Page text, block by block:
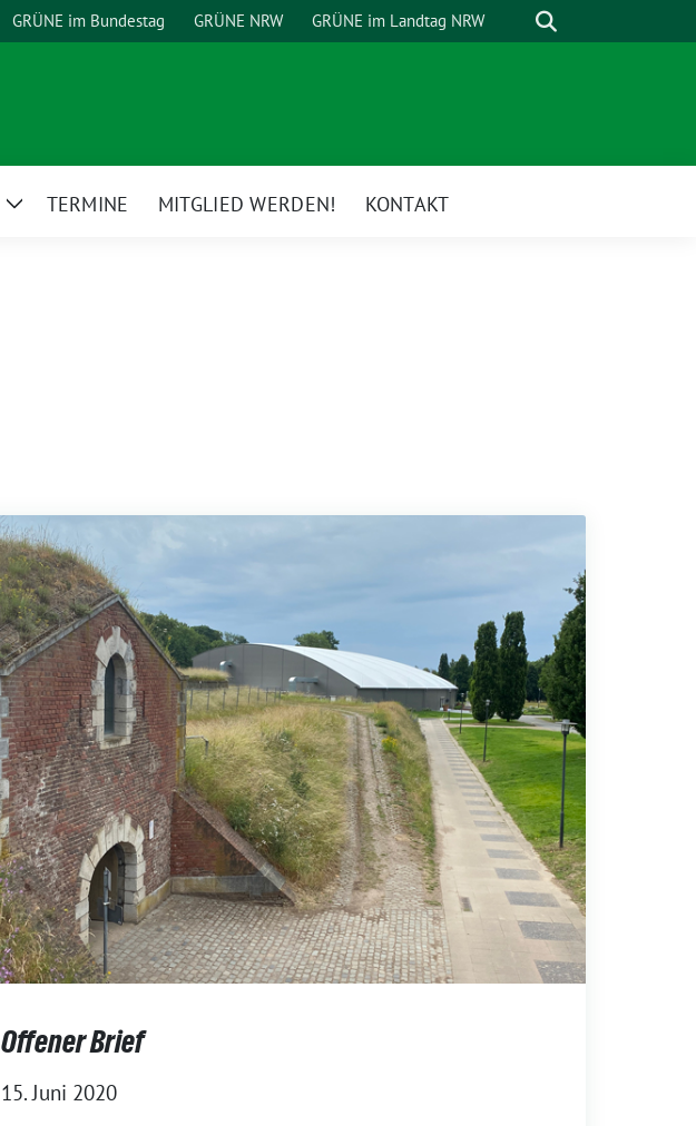
GRÜNE im Bundestag GRÜNE NRW GRÜNE im Landtag NRW Suche
ZeigeTERMINE MITGLIED WERDEN! KONTAKT
Offener Brief
15. Juni 2020